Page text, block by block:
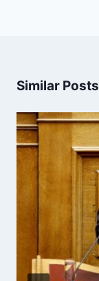
Similar Posts